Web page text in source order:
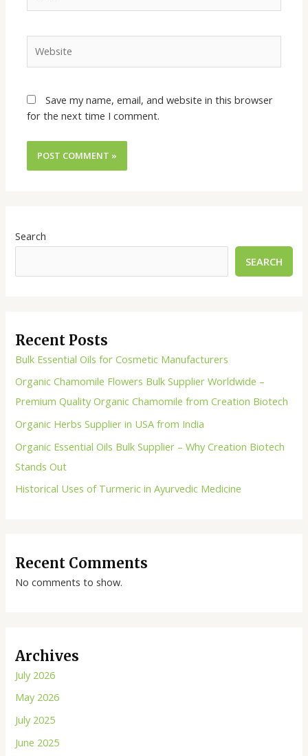
Save my name, email, and website in this browser
for the next time I comment.
Search
SEARCH
Recent Posts
Bulk Essential Oils for Cosmetic Manufacturers
Organic Chamomile Flowers Bulk Supplier Worldwide –
Premium Quality Organic Chamomile from Creation Biotech
Organic Herbs Supplier in USA from India
Organic Essential Oils Bulk Supplier – Why Creation Biotech
Stands Out
Historical Uses of Turmeric in Ayurvedic Medicine
Recent Comments
No comments to show.
Archives
July 2026
May 2026
July 2025
June 2025